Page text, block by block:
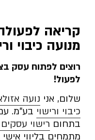
קריאה
מנועה כיבוי
רוצים לפתוח עסק
לפעול!
שלום, אני נועה
כיבוי ורישוי
בתחום רישוי
מתמחים בליווי